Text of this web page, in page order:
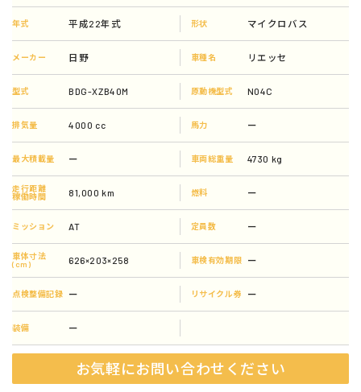
年式 平成22年式 形状 マイクロバス
メーカー 日野 車種名 リエッセ
型式 BDG-XZB40M 原動機型式 N04C
排気量 4000 cc 馬力 ー
最大積載量 ー 車両総重量 4730 kg
走行距離
稼働時間
81,000 km 燃料 ー
ミッション AT 定員数 ー
車体寸法
(cm)
626×203×258 車検有効期限 ー
点検整備記録 ー リサイクル券 ー
装備 ー
お気軽にお問い合わせください